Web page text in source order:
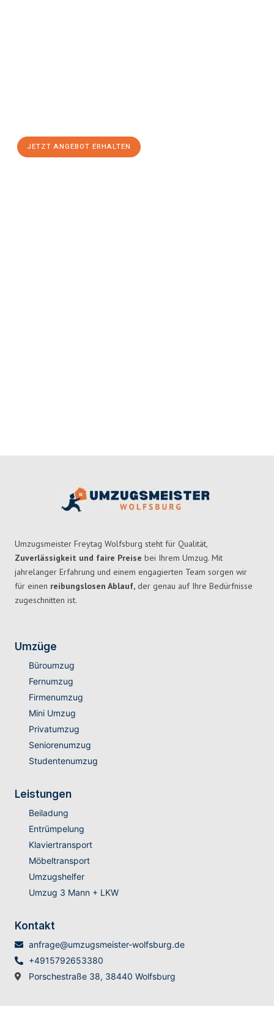
JETZT ANGEBOT ERHALTEN
Umzugsmeister Freytag Wolfsburg steht für Qualität,
Zuverlässigkeit und faire Preise bei Ihrem Umzug. Mit
jahrelanger Erfahrung und einem engagierten Team sorgen wir
für einen reibungslosen Ablauf, der genau auf Ihre Bedürfnisse
zugeschnitten ist.
Umzüge
Büroumzug
Fernumzug
Firmenumzug
Mini Umzug
Privatumzug
Seniorenumzug
Studentenumzug
Leistungen
Beiladung
Entrümpelung
Klaviertransport
Möbeltransport
Umzugshelfer
Umzug 3 Mann + LKW
Kontakt
anfrage@umzugsmeister-wolfsburg.de
+4915792653380
Porschestraße 38, 38440 Wolfsburg